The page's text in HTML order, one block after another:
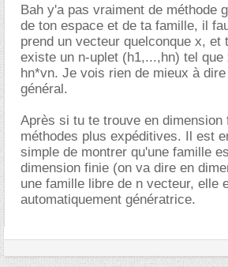
Bah y'a pas vraiment de méthode
de ton espace et de ta famille, il
prend un vecteur quelconque x, et
existe un n-uplet (h1,...,hn) tel
hn*vn. Je vois rien de mieux à
général.
Après si tu te trouve en dimension
méthodes plus expéditives. Il est
simple de montrer qu'une famille
dimension finie (on va dire en
une famille libre de n vecteur, elle
automatiquement génératrice.